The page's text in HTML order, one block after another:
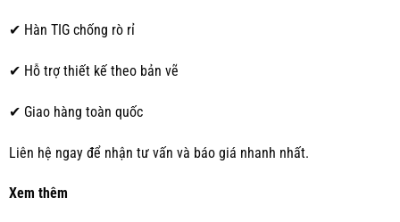
✔ Hàn TIG chống rò rỉ
✔ Hỗ trợ thiết kế theo bản vẽ
✔ Giao hàng toàn quốc
Liên hệ ngay để nhận tư vấn và báo giá nhanh nhất.
Xem thêm